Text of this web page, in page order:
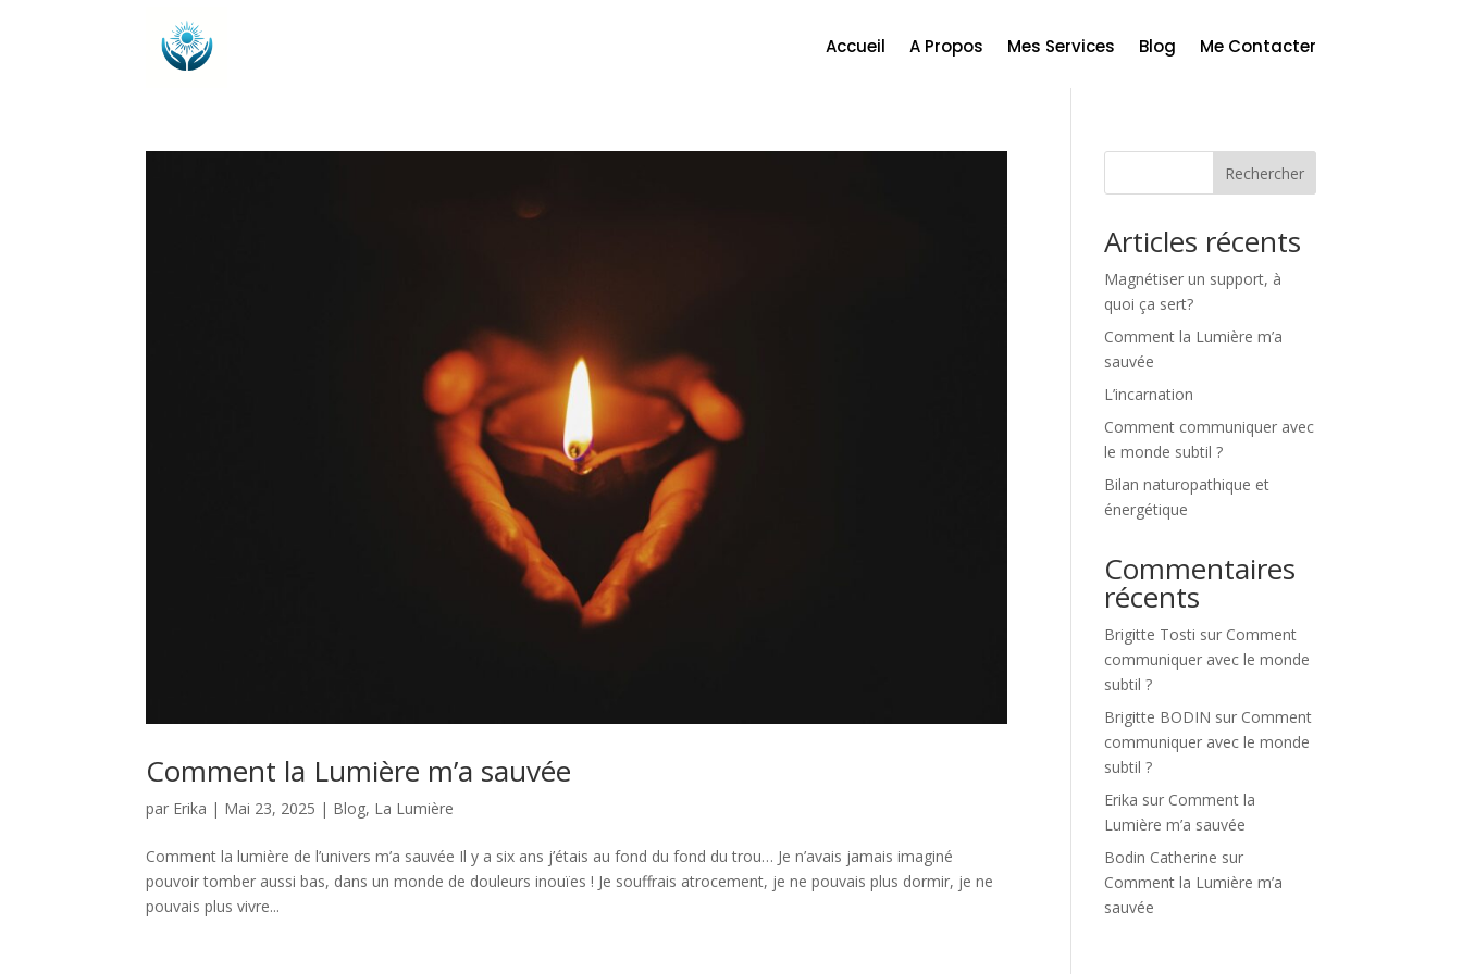
Accueil A Propos Mes Services Blog Me Contacter
Comment la Lumière m’a sauvée
par Erika | Mai 23, 2025 | Blog, La Lumière
Comment la lumière de l’univers m’a sauvée Il y a six ans j’étais au fond du fond du trou… Je n’avais jamais imaginé
pouvoir tomber aussi bas, dans un monde de douleurs inouïes ! Je souffrais atrocement, je ne pouvais plus dormir, je ne
pouvais plus vivre...
Rechercher
Articles récents
Magnétiser un support, à
quoi ça sert?
Comment la Lumière m’a
sauvée
L’incarnation
Comment communiquer avec
le monde subtil ?
Bilan naturopathique et
énergétique
Commentaires
récents
Brigitte Tosti sur Comment
communiquer avec le monde
subtil ?
Brigitte BODIN sur Comment
communiquer avec le monde
subtil ?
Erika sur Comment la
Lumière m’a sauvée
Bodin Catherine sur
Comment la Lumière m’a
sauvée